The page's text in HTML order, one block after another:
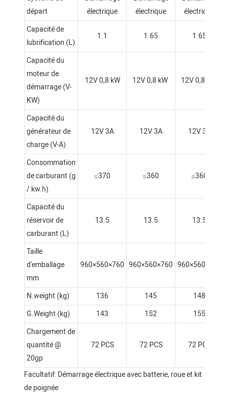
départ
électrique
électrique
électrique
Capacité de
lubrification (L)
1.1 1.65 1.65
Capacité du
moteur de
démarrage (V-
KW)
12V 0,8 kW 12V 0,8 kW 12V 0,8 kW
Capacité du
générateur de
charge (V-A)
12V 3A 12V 3A 12V 3A
Consommation
de carburant (g
/ kw.h)
≤370 ≤360 ≤360
Capacité du
réservoir de
carburant (L)
13.5 13.5 13.5
Taille
d'emballage
mm
960×560×760 960×560×760 960×560×760
N.weight (kg) 136 145
148
G.Weight (kg)
143 152
155
Chargement de
quantité @
20gp
72 PCS 72 PCS 72 PCS
Facultatif: Démarrage électrique avec batterie, roue et kit
de poignée